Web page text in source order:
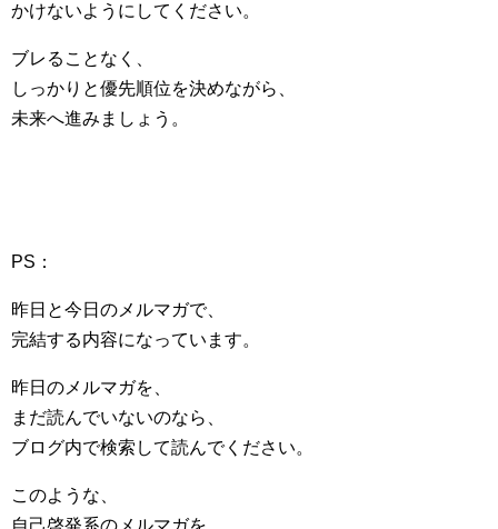
かけないようにしてください。
ブレることなく、
しっかりと優先順位を決めながら、
未来へ進みましょう。
PS：
昨日と今日のメルマガで、
完結する内容になっています。
昨日のメルマガを、
まだ読んでいないのなら、
ブログ内で検索して読んでください。
このような、
自己啓発系のメルマガを